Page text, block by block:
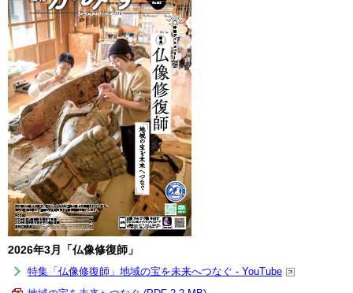
2026年3月「仏像修復師」
特集「仏像修復師」地域の宝を未来へつなぐ - YouTube